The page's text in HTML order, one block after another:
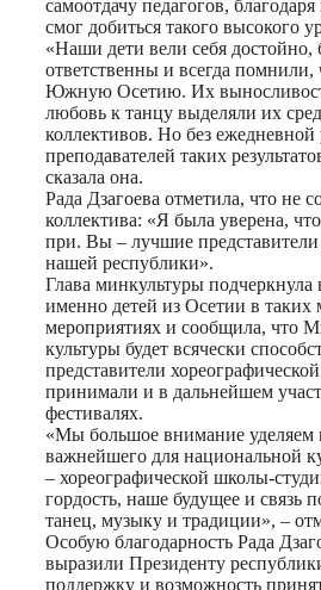
самоотдачу педагогов,
смог добиться такого высокого
«Наши дети вели себя
ответственны и всегда помнили,
Южную Осетию. Их
любовь к танцу выделяли их
коллективов. Но без
преподавателей таких
сказала она.
Рада Дзагоева отметила, что не
коллектива: «Я была уверена,
при. Вы – лучшие представители
нашей республики».
Глава минкультуры подчеркнула
именно детей из Осетии в
мероприятиях и сообщила, что
культуры будет всячески
представители
принимали и в дальнейшем
фестивалях.
«Мы большое внимание уделяем
важнейшего для национальной
– хореографической школы-
гордость, наше будущее и связь
танец, музыку и традиции», –
Особую благодарность Рада
выразили Президенту
поддержку и возможность